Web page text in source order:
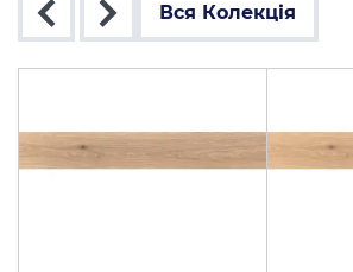
Вся Колекція